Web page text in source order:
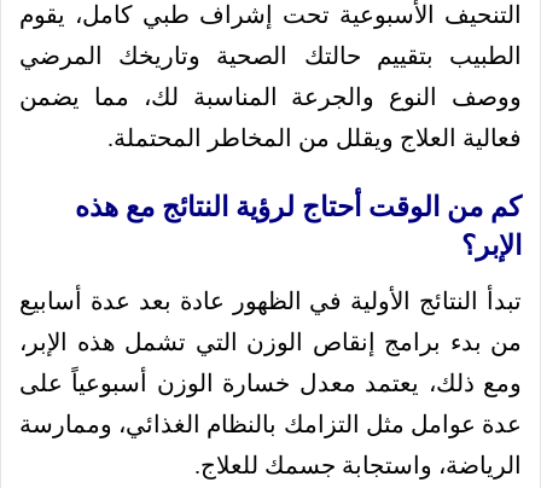
التنحيف الأسبوعية تحت إشراف طبي كامل، يقوم
الطبيب بتقييم حالتك الصحية وتاريخك المرضي
ووصف النوع والجرعة المناسبة لك، مما يضمن
فعالية العلاج ويقلل من المخاطر المحتملة.
كم من الوقت أحتاج لرؤية النتائج مع هذه
الإبر؟
تبدأ النتائج الأولية في الظهور عادة بعد عدة أسابيع
من بدء برامج إنقاص الوزن التي تشمل هذه الإبر،
ومع ذلك، يعتمد معدل خسارة الوزن أسبوعياً على
عدة عوامل مثل التزامك بالنظام الغذائي، وممارسة
الرياضة، واستجابة جسمك للعلاج.